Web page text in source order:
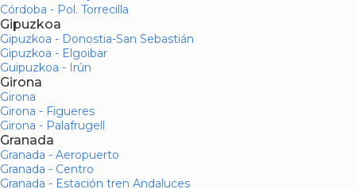
Córdoba - Pol. Torrecilla
Gipuzkoa
Gipuzkoa - Donostia-San Sebastián
Gipuzkoa - Elgoibar
Guipuzkoa - Irún
Girona
Girona
Girona - Figueres
Girona - Palafrugell
Granada
Granada - Aeropuerto
Granada - Centro
Granada - Estación tren Andaluces